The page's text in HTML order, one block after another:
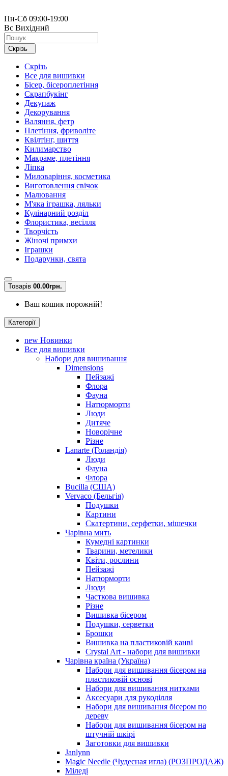
Пн-Сб 09:00-19:00
Вс Вихідний
Скрізь
Скрізь
Все для вишивки
Бісер, бісероплетіння
Скрапбукінг
Декупаж
Декорування
Валяння, фетр
Плетіння, фриволіте
Квілтінг, шиття
Килимарство
Макраме, плетіння
Ліпка
Миловаріння, косметика
Виготовлення свічок
Малювання
М'яка іграшка, ляльки
Кулінарний розділ
Флористика, весілля
Творчість
Жіночі примхи
Іграшки
Подарунки, свята
Товарів 00.00грн.
Ваш кошик порожній!
Категорії
new Новинки
Все для вишивки
Набори для вишивання
Dimensions
Пейзажі
Флора
Фауна
Натюрморти
Люди
Дитяче
Новорічне
Різне
Lanarte (Голандія)
Люди
Фауна
Флора
Bucilla (США)
Vervaco (Бельгія)
Подушки
Картини
Скатертини, серфетки, мішечки
Чарiвна мить
Кумедні картинки
Тварини, метелики
Квіти, рослини
Пейзажі
Натюрморти
Люди
Часткова вишивка
Різне
Вишивка бісером
Подушки, серветки
Брошки
Вишивка на пластиковій канві
Crystal Art - набори для вишивки
Чарівна країна (Україна)
Набори для вишивання бісером на
пластиковій основі
Набори для вишивання нитками
Аксесуари для рукоділля
Набори для вишивання бісером по
дереву
Набори для вишивання бісером на
штучній шкірі
Заготовки для вишивки
Janlynn
Magic Needle (Чудесная игла) (РОЗПРОДАЖ)
Міледі